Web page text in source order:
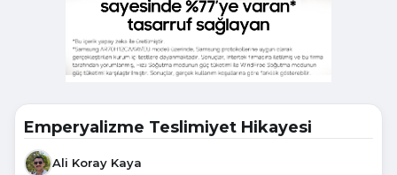
Emperyalizme Teslimiyet Hikayesi
Ali Koray Kaya